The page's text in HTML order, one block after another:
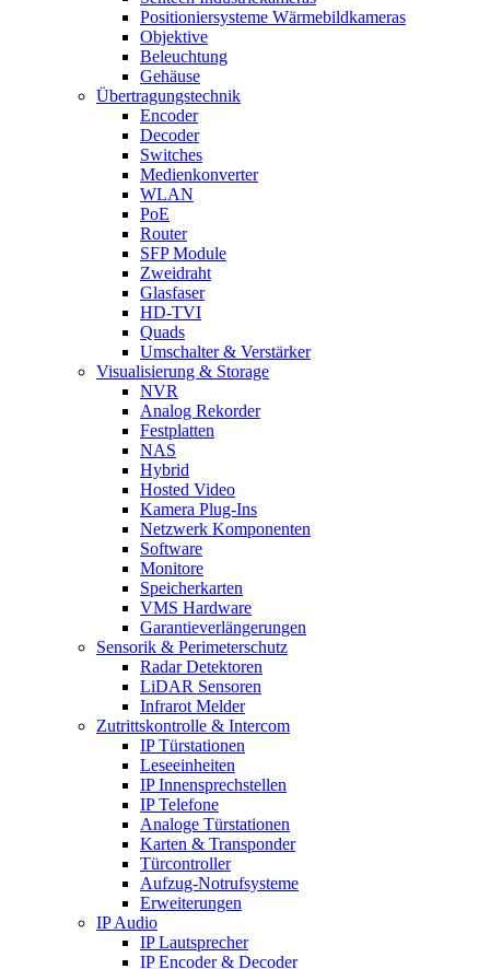
Positioniersysteme Wärmebildkameras
Objektive
Beleuchtung
Gehäuse
Übertragungstechnik
Encoder
Decoder
Switches
Medienkonverter
WLAN
PoE
Router
SFP Module
Zweidraht
Glasfaser
HD-TVI
Quads
Umschalter & Verstärker
Visualisierung & Storage
NVR
Analog Rekorder
Festplatten
NAS
Hybrid
Hosted Video
Kamera Plug-Ins
Netzwerk Komponenten
Software
Monitore
Speicherkarten
VMS Hardware
Garantieverlängerungen
Sensorik & Perimeterschutz
Radar Detektoren
LiDAR Sensoren
Infrarot Melder
Zutrittskontrolle & Intercom
IP Türstationen
Leseeinheiten
IP Innensprechstellen
IP Telefone
Analoge Türstationen
Karten & Transponder
Türcontroller
Aufzug-Notrufsysteme
Erweiterungen
IP Audio
IP Lautsprecher
IP Encoder & Decoder